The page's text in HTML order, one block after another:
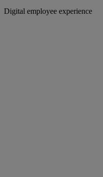
Digital employee experience